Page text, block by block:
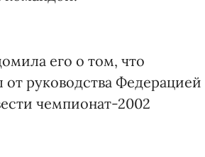
его о том, что
руководства Федерацией
чемпионат-2002